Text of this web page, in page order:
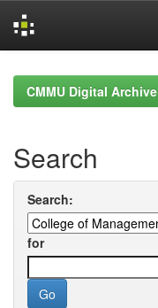
navigationCMMU Digital Archive
Search
Search:
for